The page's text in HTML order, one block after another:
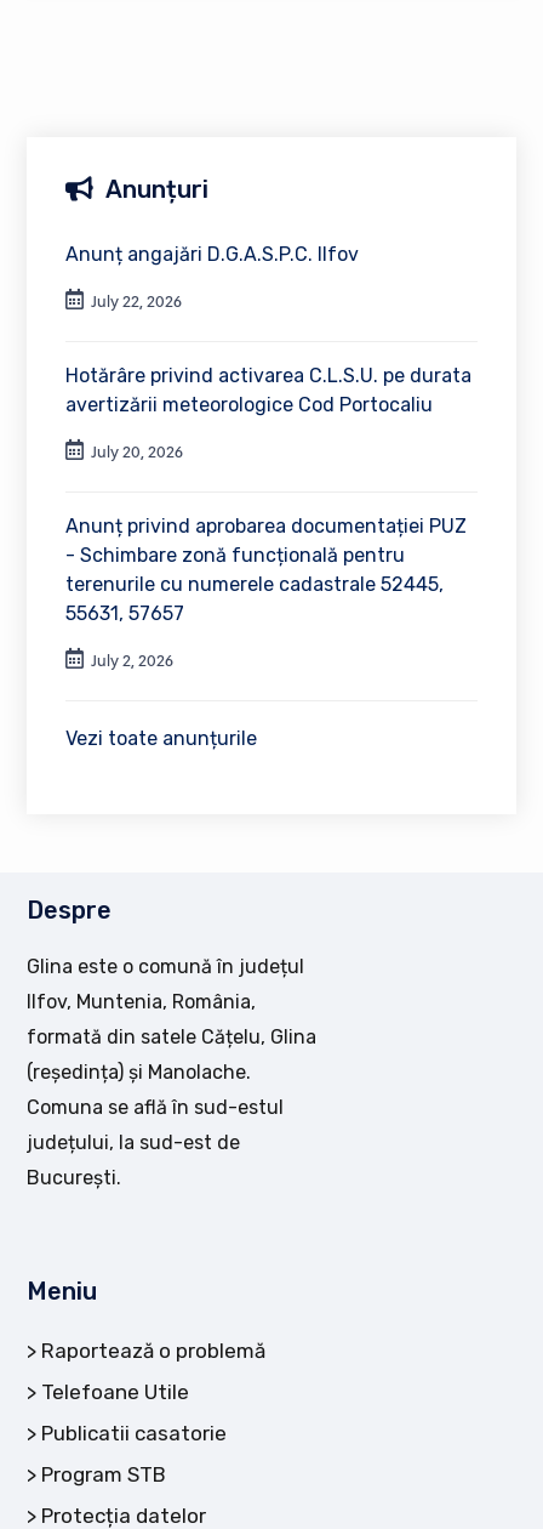
Anunțuri
Anunț angajări D.G.A.S.P.C. Ilfov
July 22, 2026
Hotărâre privind activarea C.L.S.U. pe durata
avertizării meteorologice Cod Portocaliu
July 20, 2026
Anunț privind aprobarea documentației PUZ
- Schimbare zonă funcțională pentru
terenurile cu numerele cadastrale 52445,
55631, 57657
July 2, 2026
Vezi toate anunțurile
Despre
Glina este o comună în județul
Ilfov, Muntenia, România,
formată din satele Cățelu, Glina
(reședința) și Manolache.
Comuna se află în sud-estul
județului, la sud-est de
București.
Meniu
Raportează o problemă
Telefoane Utile
Publicatii casatorie
Program STB
Protecția datelor